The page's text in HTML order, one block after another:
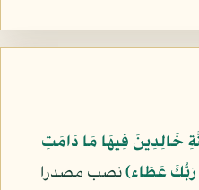
خَالِدِينَ فِيهَا مَا دَامَتِ
رَبُّكَ عَطَاء﴾نصب مصدرا